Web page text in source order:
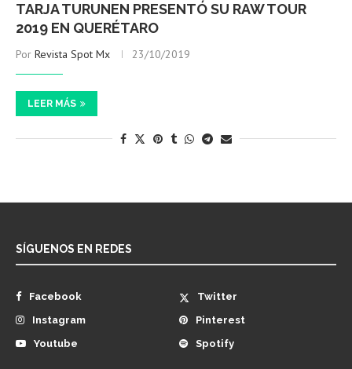
TARJA TURUNEN PRESENTÓ SU RAW TOUR
2019 EN QUERÉTARO
Por Revista Spot Mx 23/10/2019
LEER MÁS
SÍGUENOS EN REDES
Facebook
Twitter
Instagram
Pinterest
Youtube
Spotify